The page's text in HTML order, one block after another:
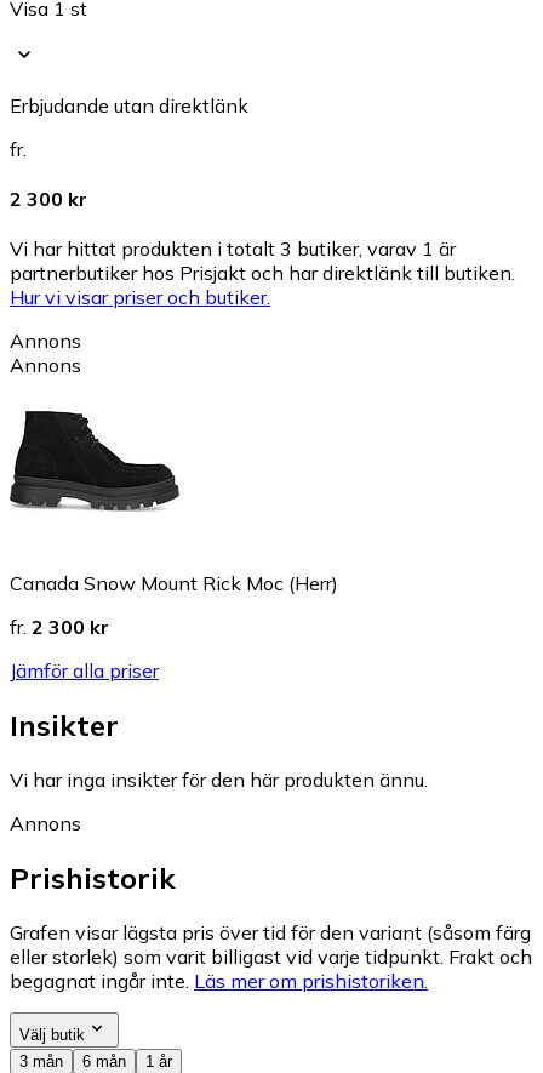
Visa 1 st
Erbjudande utan direktlänk
fr.
2 300 kr
Vi har hittat produkten i totalt 3 butiker, varav 1 är
partnerbutiker hos Prisjakt och har direktlänk till butiken.
Hur vi visar priser och butiker.
Annons
Annons
Canada Snow Mount Rick Moc (Herr)
fr. 2 300 kr
Jämför alla priser
Insikter
Vi har inga insikter för den här produkten ännu.
Annons
Prishistorik
Grafen visar lägsta pris över tid för den variant (såsom färg
eller storlek) som varit billigast vid varje tidpunkt. Frakt och
begagnat ingår inte. Läs mer om prishistoriken.
Välj butik
3 mån
6 mån 1 år